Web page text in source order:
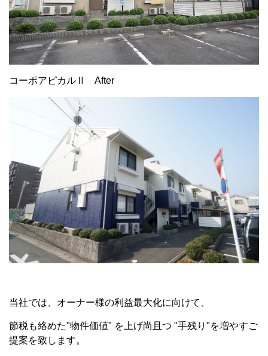
コーポアピカルⅡ After
当社では、オーナー様の利益最大化に向けて、
節税も絡めた"物件価値" を上げ尚且つ "手残り"を増やすご
提案を致します。